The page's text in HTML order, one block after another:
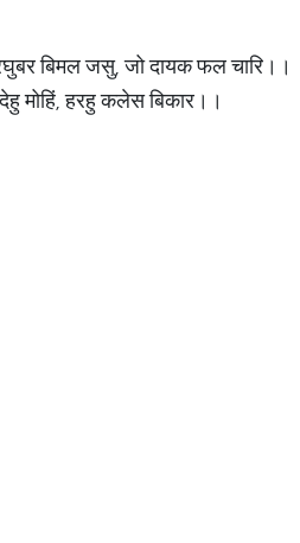
बिमल जसु, जो दायक फल चारि।।
मोहिं, हरहु कलेस बिकार।।